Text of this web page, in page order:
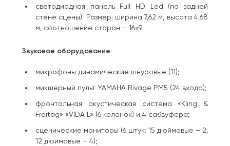
светодиодная панель Full HD Led (по задней
стене сцены). Размер: ширина 7,62 м, высота 4,68
м, соотношение сторон – 16х9.
Звуковое оборудование:
микрофоны динамические шнуровые (11);
микшерный пульт YAMAHA Rivage PM5 (24 входа);
фронтальная акустическая система «Kling &
Freitag» «VIDA L» (6 колонок) и 4 сабвуфера;
сценические мониторы (6 штук: 15 дюймовые – 2,
12 дюймовые – 4);